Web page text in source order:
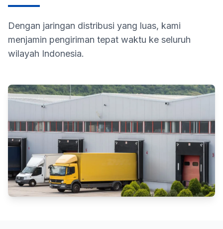
Dengan jaringan distribusi yang luas, kami
menjamin pengiriman tepat waktu ke seluruh
wilayah Indonesia.